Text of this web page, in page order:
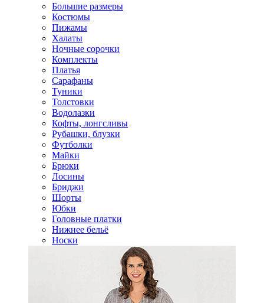
Большие размеры
Костюмы
Пижамы
Халаты
Ночные сорочки
Комплекты
Платья
Сарафаны
Туники
Толстовки
Водолазки
Кофты, лонгсливы
Рубашки, блузки
Футболки
Майки
Брюки
Лосины
Бриджи
Шорты
Юбки
Головные платки
Нижнее бельё
Носки